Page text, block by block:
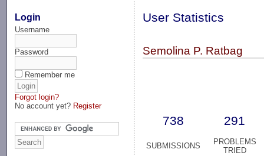
Login
Username
Password
Remember me
Forgot login?
No account yet? Register
User Statistics
Semolina P. Ratbag
738 291
SUBMISSIONS
PROBLEMS
TRIED